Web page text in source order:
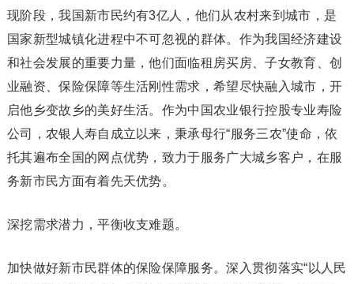
现阶段，我国新市民约有3亿人，他们从农村来到城市，是
国家新型城镇化进程中不可忽视的群体。作为我国经济建设
和社会发展的重要力量，他们面临租房买房、子女教育、创
业融资、保险保障等生活刚性需求，希望尽快融入城市，开
启他乡变故乡的美好生活。作为中国农业银行控股专业寿险
公司，农银人寿自成立以来，秉承母行“服务三农”使命，依
托其遍布全国的网点优势，致力于服务广大城乡客户，在服
务新市民方面有着先天优势。
深挖需求潜力，平衡收支难题。
加快做好新市民群体的保险保障服务。深入贯彻落实“以人民